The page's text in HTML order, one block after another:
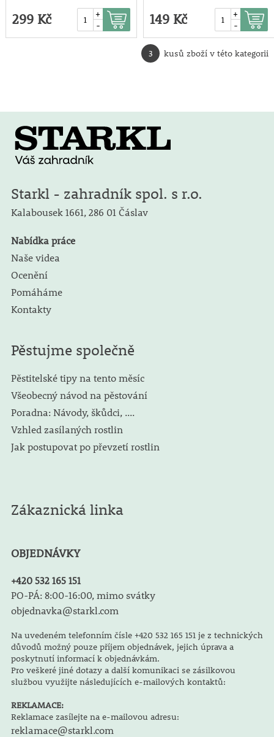
299 Kč
+
-
149 Kč
+
-
3 kusů zboží v této kategorii
Starkl - zahradník spol. s r.o.
Kalabousek 1661, 286 01 Čáslav
Nabídka práce
Naše videa
Ocenění
Pomáháme
Kontakty
Pěstujme společně
Pěstitelské tipy na tento měsíc
Všeobecný návod na pěstování
Poradna: Návody, škůdci, ....
Vzhled zasílaných rostlin
Jak postupovat po převzetí rostlin
Zákaznická linka
OBJEDNÁVKY
+420 532 165 151
PO-PÁ: 8:00-16:00, mimo svátky
objednavka@starkl.com
Na uvedeném telefonním čísle +420 532 165 151 je z technických
důvodů možný pouze příjem objednávek, jejich úprava a
poskytnutí informací k objednávkám.
Pro veškeré jiné dotazy a další komunikaci se zásilkovou
službou využijte následujících e-mailových kontaktů:
REKLAMACE:
Reklamace zasílejte na e-mailovou adresu:
reklamace@starkl.com